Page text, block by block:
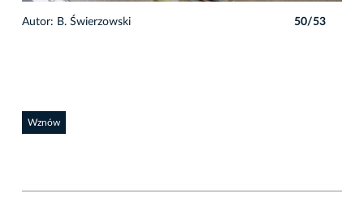
Autor: B. Świerzowski 50/53
Wznów